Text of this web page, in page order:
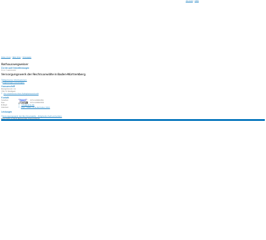
Seite drucken Schließen
Rathaus & Service Digitales Rathaus Rathauswegweiser
Rathauswegweiser
Ämter und Dienstleistungen
Externe Organisationseinheit
Versorgungswerk der Rechtsanwälte in Baden-Württemberg
Allgemeine Informationen
Zugehörige Leistungen
Hausanschrift
Kronprinzstr. 11
70173 Stuttgart
Zur elektronischen Fahrplanauskunft
Kontakt
Telefon
0711/2991051
Fax
0711/2991650
E-Mail
info@vw-ra.de
Internet
https://www.vw-ra.de/index.html
Leistungen
Versorgungswerk der Rechtsanwälte - Mitgliedschaft anmelden
Copyright © 2019 Gemeinde Friesenheim